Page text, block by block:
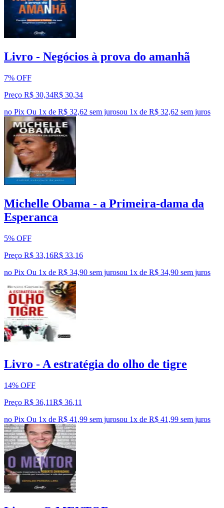
Livro - Negócios à prova do amanhã
7% OFF
Preço R$ 30,34R$ 30,34
no Pix Ou 1x de R$ 32,62 sem jurosou 1x de R$ 32,62 sem juros
Michelle Obama - a Primeira-dama da
Esperanca
5% OFF
Preço R$ 33,16R$ 33,16
no Pix Ou 1x de R$ 34,90 sem jurosou 1x de R$ 34,90 sem juros
Livro - A estratégia do olho de tigre
14% OFF
Preço R$ 36,11R$ 36,11
no Pix Ou 1x de R$ 41,99 sem jurosou 1x de R$ 41,99 sem juros